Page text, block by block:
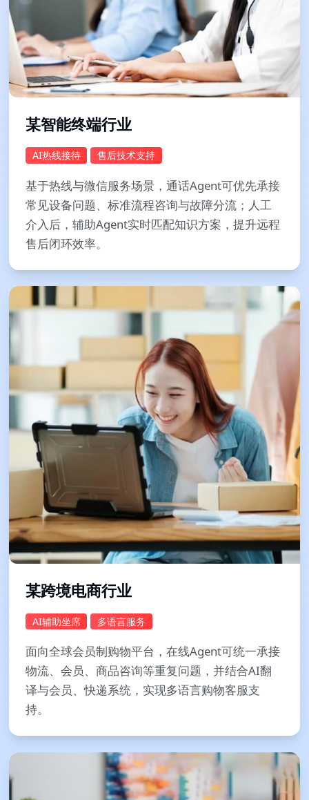
某智能终端行业
AI热线接待 售后技术支持
基于热线与微信服务场景，通话Agent可优先承接
常见设备问题、标准流程咨询与故障分流；人工
介入后，辅助Agent实时匹配知识方案，提升远程
售后闭环效率。
某跨境电商行业
AI辅助坐席 多语言服务
面向全球会员制购物平台，在线Agent可统一承接
物流、会员、商品咨询等重复问题，并结合AI翻
译与会员、快递系统，实现多语言购物客服支
持。